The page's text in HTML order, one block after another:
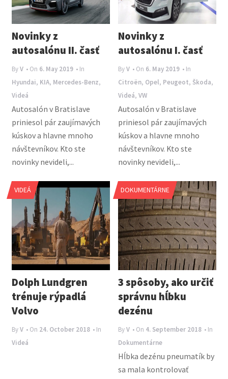
Novinky z
autosalónu II. časť
ByV • On 6. May 2019 • In
Hyundai, KIA, Mercedes-Benz,
Videá
Autosalón v Bratislave
priniesol pár zaujímavých
kúskov a hlavne mnoho
návštevníkov. Kto ste
novinky nevideli,...
Novinky z
autosalónu I. časť
ByV • On 6. May 2019 • In
Citroën, Opel, Peugeot, Škoda,
Videá,VW
Autosalón v Bratislave
priniesol pár zaujímavých
kúskov a hlavne mnoho
návštevníkov. Kto ste
novinky nevideli,...
VIDEÁ
Dolph Lundgren
trénuje rýpadlá
Volvo
ByV • On 24. October 2018 • In
Videá
DOKUMENTÁRNE
3 spôsoby, ako určiť
správnu hĺbku
dezénu
ByV • On 4. September 2018 • In
Dokumentárne
Hĺbka dezénu pneumatík by
sa mala kontrolovať